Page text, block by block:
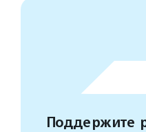
Поддержите